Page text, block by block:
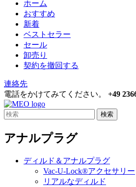
ホーム
おすすめ
新着
ベストセラー
セール
卸売り
契約を撤回する
連絡先
電話をかけてみてください。 +49
検索
アナルプラグ
ディルド＆アナルプラグ
Vac-U-Lock®アクセサリー
リアルなディルド